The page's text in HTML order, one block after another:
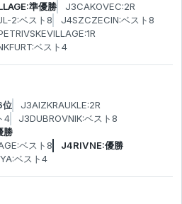
準優勝
J3CAKOVEC:2R
2:ベスト8
J4SZCZECIN:ベスト8
ベスト4
位
J3AIZKRAUKLE:2R
4
J3DUBROVNIK:ベスト8
勝
ベスト8
J4RIVNE:優勝
ベスト4